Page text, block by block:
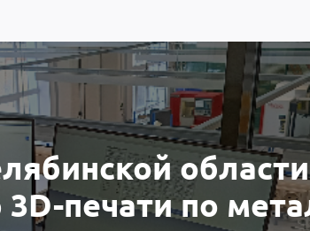
области
печати по